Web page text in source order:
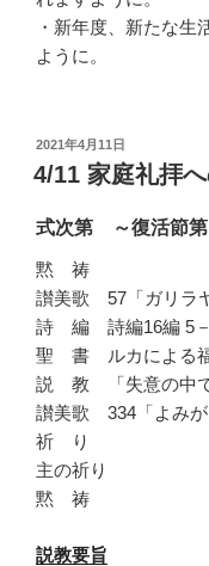
・新年度、新たな生
ように。
投
稿
日:
2021年4月11日
4/11 家庭礼拝
式次第 ～復活節第
黙 祷
讃美歌 57「ガリラ
詩 編 詩編16編 5
聖 書 ルカによる福
説 教 「失意の中
讃美歌 334「よみが
祈 り
主の祈り
黙 祷
説教要旨